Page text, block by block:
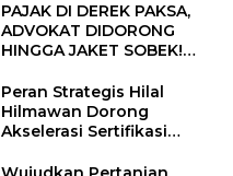
PAJAK DI DEREK PAKSA,
ADVOKAT DIDORONG
HINGGA JAKET SOBEK!
Ngamuk Kepung Polresta
Pekanbaru!
Peran Strategis Hilal
Hilmawan Dorong
Akselerasi Sertifikasi
Entaskan Kemiskinan di